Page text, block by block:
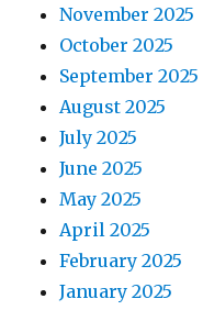
November 2025
October 2025
September 2025
August 2025
July 2025
June 2025
May 2025
April 2025
February 2025
January 2025